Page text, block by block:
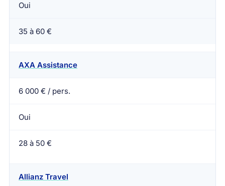
Oui
35 à 60 €
AXA Assistance
6 000 € / pers.
Oui
28 à 50 €
Allianz Travel